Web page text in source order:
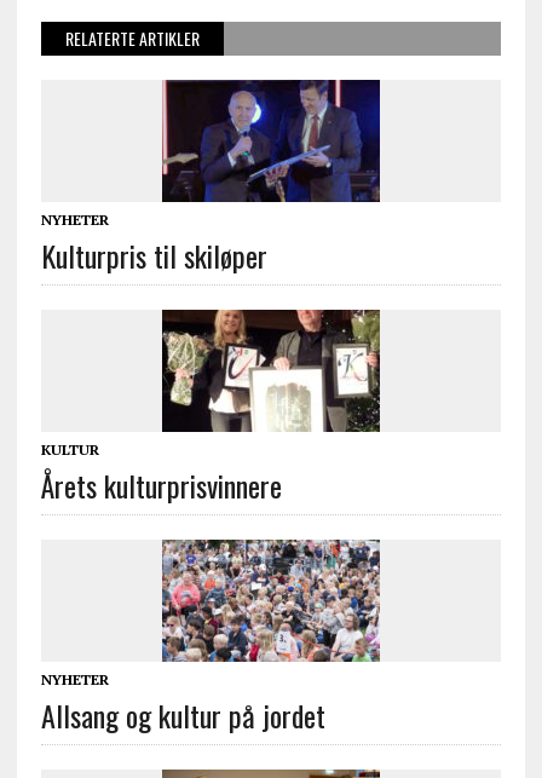
RELATERTE ARTIKLER
NYHETER
Kulturpris til skiløper
KULTUR
Årets kulturprisvinnere
NYHETER
Allsang og kultur på jordet